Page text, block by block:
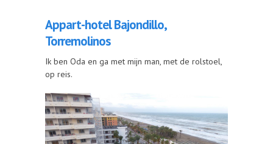
Appart-hotel Bajondillo,
Torremolinos
Ik ben Oda en ga met mijn man, met de rolstoel,
op reis.